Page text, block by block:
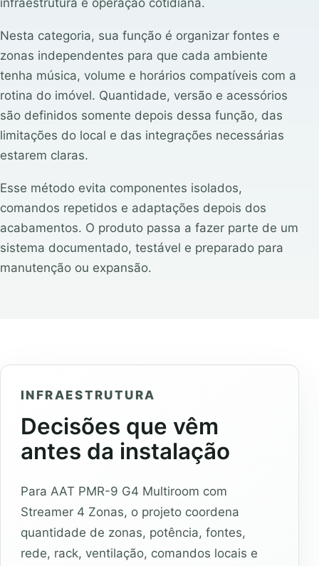
infraestrutura e operação cotidiana.
Nesta categoria, sua função é organizar fontes e
zonas independentes para que cada ambiente
tenha música, volume e horários compatíveis com a
rotina do imóvel. Quantidade, versão e acessórios
são definidos somente depois dessa função, das
limitações do local e das integrações necessárias
estarem claras.
Esse método evita componentes isolados,
comandos repetidos e adaptações depois dos
acabamentos. O produto passa a fazer parte de um
sistema documentado, testável e preparado para
manutenção ou expansão.
INFRAESTRUTURA
Decisões que vêm
antes da instalação
Para AAT PMR-9 G4 Multiroom com
Streamer 4 Zonas, o projeto coordena
quantidade de zonas, potência, fontes,
rede, rack, ventilação, comandos locais e